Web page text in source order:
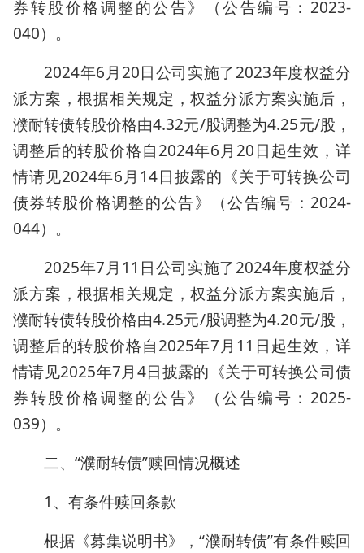
券转股价格调整的公告》（公告编号：2023-
040）。
2024年6月20日公司实施了2023年度权益分
派方案，根据相关规定，权益分派方案实施后，
濮耐转债转股价格由4.32元/股调整为4.25元/股，
调整后的转股价格自2024年6月20日起生效，详
情请见2024年6月14日披露的《关于可转换公司
债券转股价格调整的公告》（公告编号：2024-
044）。
2025年7月11日公司实施了2024年度权益分
派方案，根据相关规定，权益分派方案实施后，
濮耐转债转股价格由4.25元/股调整为4.20元/股，
调整后的转股价格自2025年7月11日起生效，详
情请见2025年7月4日披露的《关于可转换公司债
券转股价格调整的公告》（公告编号：2025-
039）。
二、“濮耐转债”赎回情况概述
1、有条件赎回条款
根据《募集说明书》，“濮耐转债”有条件赎回